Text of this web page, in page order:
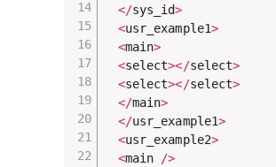
</sys_id>
<usr_example1>
<main>
<select></select>
<select></select>
</main>
</usr_example1>
<usr_example2>
<main />